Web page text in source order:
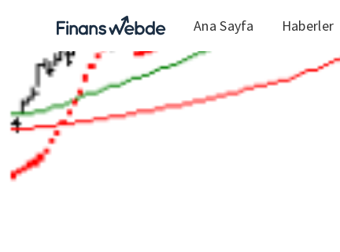
Ana Sayfa Haberler